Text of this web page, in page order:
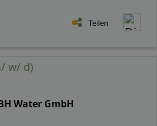
Teilen
w/ d)
Water GmbH